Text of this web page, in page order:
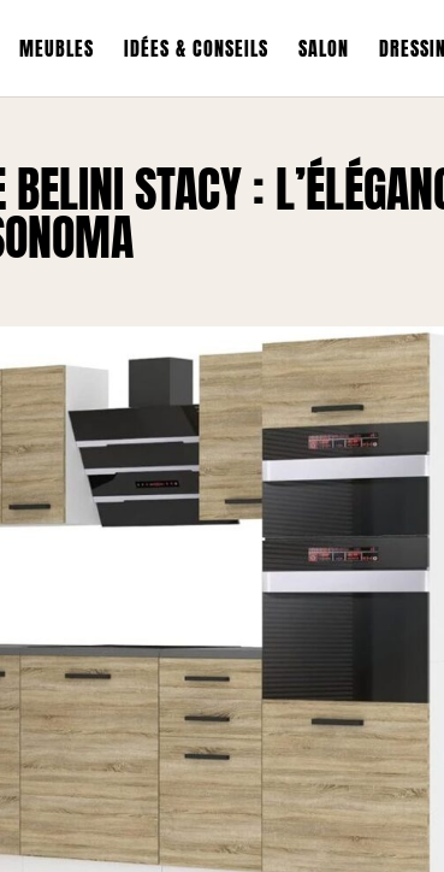
MEUBLES IDÉES & CONSEILS SALON
STACY :